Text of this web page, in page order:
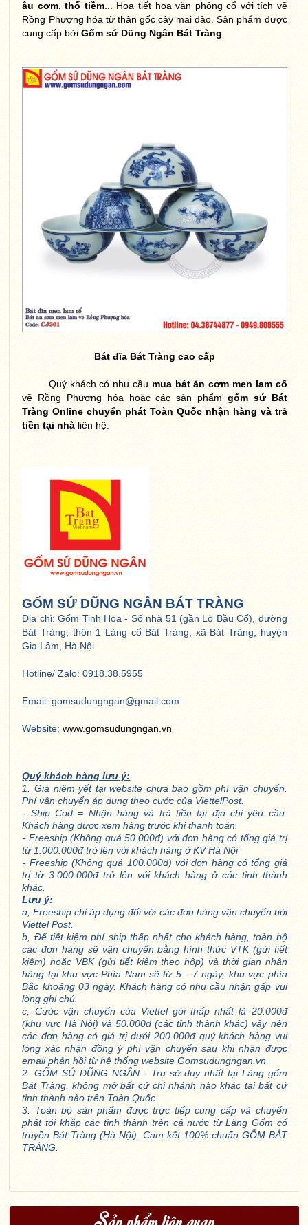
âu cơm,thố tiềm... Họa tiết hoa văn phỏng cổ với tích vẽ
Rồng Phượng hóa từ thân gốc cây mai đào. Sản phẩm được
cung cấp bởiGốm sứ Dũng Ngân Bát Tràng
Bát đĩa Bát Tràng cao cấp
Quý khách có nhu cầu mua bát ăn cơm men lam cổ
vẽ Rồng Phượng hóa hoặc các sản phẩm gốm sứ Bát
Tràng Online chuyển phát Toàn Quốc nhận hàng và trả
tiền tại nhàliên hệ:
GỐM SỨ DŨNG NGÂN BÁT TRÀNG
Địa chỉ: Gốm Tinh Hoa - Số nhà 51 (gần Lò Bầu Cổ), đường
Bát Tràng, thôn 1 Làng cổ Bát Tràng, xã Bát Tràng, huyện
Gia Lâm, Hà Nội
Hotline/ Zalo: 0918.38.5955
Email: gomsudungngan@gmail.com
Website:www.gomsudungngan.vn
Quý khách hàng lưu ý:
1. Giá niêm yết tại website chưa bao gồm phí vận chuyển.
Phí vận chuyển áp dụng theo cước của ViettelPost.
- Ship Cod = Nhận hàng và trả tiền tại địa chỉ yêu cầu.
Khách hàng được xem hàng trước khi thanh toán.
- Freeship (Không quá 50.000đ) với đơn hàng có tổng giá trị
từ 1.000.000đ trở lên với khách hàng ở KV Hà Nội
- Freeship (Không quá 100.000đ) với đơn hàng có tổng giá
trị từ 3.000.000đ trở lên với khách hàng ở các tỉnh thành
khác.
Lưu ý:
a, Freeship chỉ áp dụng đối với các đơn hàng vận chuyển bởi
Viettel Post.
b, Để tiết kiệm phí ship thấp nhất cho khách hàng, toàn bộ
các đơn hàng sẽ vận chuyển bằng hình thức VTK (gửi tiết
kiệm) hoặc VBK (gửi tiết kiệm theo hộp) và thời gian nhận
hàng tại khu vực Phía Nam sẽ từ 5 - 7 ngày, khu vực phía
Bắc khoảng 03 ngày. Khách hàng có nhu cầu nhận gấp vui
lòng ghi chú.
c, Cước vận chuyển của Viettel gói thấp nhất là 20.000đ
(khu vực Hà Nội) và 50.000đ (các tỉnh thành khác) vậy nên
các đơn hàng có giá trị dưới 200.000đ quý khách hàng vui
lòng xác nhận đồng ý phí vận chuyển sau khi nhận được
email phản hồi từ hệ thống website Gomsudungngan.vn
2. GỐM SỨ DŨNG NGÂN - Trụ sở duy nhất tại Làng gốm
Bát Tràng, không mở bất cứ chi nhánh nào khác tại bất cứ
tỉnh thành nào trên Toàn Quốc.
3. Toàn bộ sản phẩm được trực tiếp cung cấp và chuyển
phát tới khắp các tỉnh thành trên cả nước từ Làng Gốm cổ
truyền Bát Tràng (Hà Nội). Cam kết 100% chuẩn GỐM BÁT
TRÀNG.